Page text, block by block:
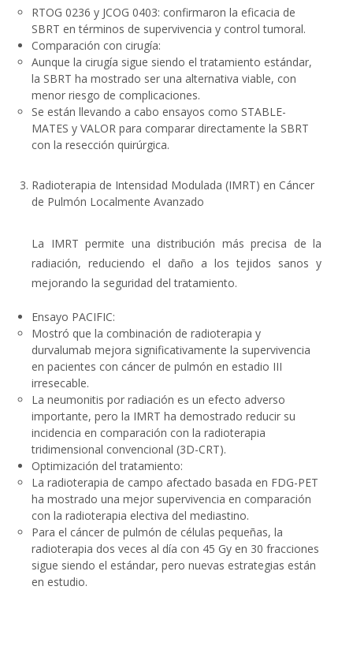
RTOG 0236 y JCOG 0403: confirmaron la eficacia de
SBRT en términos de supervivencia y control tumoral.
Comparación con cirugía:
Aunque la cirugía sigue siendo el tratamiento estándar,
la SBRT ha mostrado ser una alternativa viable, con
menor riesgo de complicaciones.
Se están llevando a cabo ensayos como STABLE-
MATES y VALOR para comparar directamente la SBRT
con la resección quirúrgica.
Radioterapia de Intensidad Modulada (IMRT) en Cáncer
de Pulmón Localmente Avanzado
La IMRT permite una distribución más precisa de la
radiación, reduciendo el daño a los tejidos sanos y
mejorando la seguridad del tratamiento.
Ensayo PACIFIC:
Mostró que la combinación de radioterapia y
durvalumab mejora significativamente la supervivencia
en pacientes con cáncer de pulmón en estadio III
irresecable.
La neumonitis por radiación es un efecto adverso
importante, pero la IMRT ha demostrado reducir su
incidencia en comparación con la radioterapia
tridimensional convencional (3D-CRT).
Optimización del tratamiento:
La radioterapia de campo afectado basada en FDG-PET
ha mostrado una mejor supervivencia en comparación
con la radioterapia electiva del mediastino.
Para el cáncer de pulmón de células pequeñas, la
radioterapia dos veces al día con 45 Gy en 30 fracciones
sigue siendo el estándar, pero nuevas estrategias están
en estudio.